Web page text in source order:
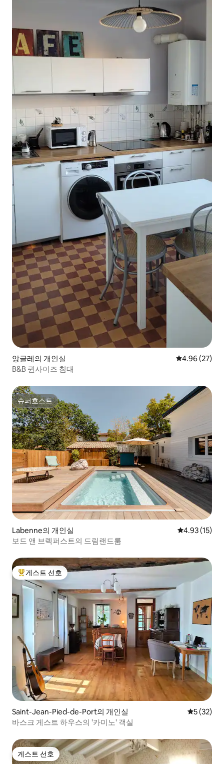
앙글레의 개인실 평점 4.96점(5
4.96 (27)
B&B 퀸사이즈 침대
슈퍼호스트
슈퍼호스트
Labenne의 개인실 평점 4.93점
4.93 (15)
보드 앤 브렉퍼스트의 드림랜드룸
상위 게스트 선호
게스트 선호
Saint-Jean-Pied-de-Port의 개인실 평점 5점
5 (32)
바스크 게스트 하우스의 '카미노' 객실
게스트 선호
게스트 선호